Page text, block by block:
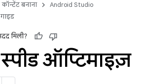
कॉन्टेंट बनाना
Android Studio
मिली?
ऑप्टिमाइज़